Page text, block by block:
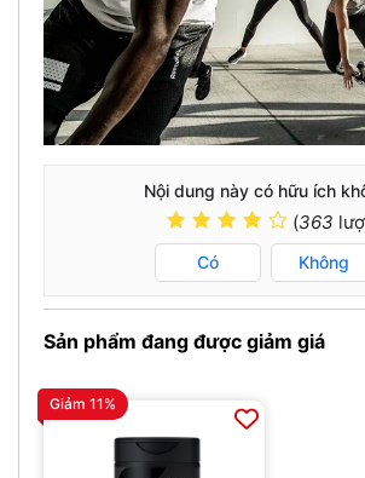
Nội dung này có hữu ích
(363
Có Không
Sản phẩm đang được giảm giá
Giảm 11%